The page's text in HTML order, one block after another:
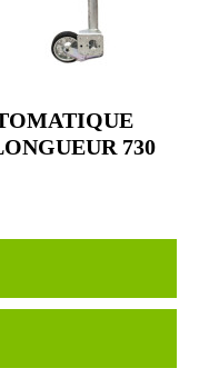
730